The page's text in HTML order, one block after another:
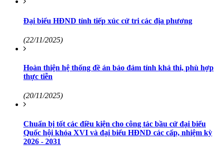
Đại biểu HĐND tỉnh tiếp xúc cử tri các địa phương
(22/11/2025)
Hoàn thiện hệ thống đề án bảo đảm tính khả thi, phù hợp
thực tiễn
(20/11/2025)
Chuẩn bị tốt các điều kiện cho công tác bầu cử đại biểu
Quốc hội khóa XVI và đại biểu HĐND các cấp, nhiệm kỳ
2026 - 2031